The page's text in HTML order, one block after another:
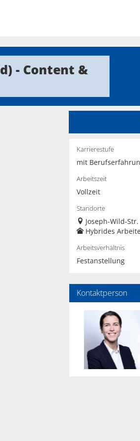
- Content &
Karrierestufe
mit
Arbeitszeit
Vollzeit
Standorte
Joseph-Wild-
Hybrides
Arbeitsverhältnis
Festanstellung
Kontaktperson